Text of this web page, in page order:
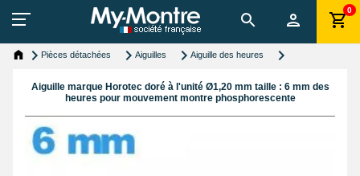
0
Pièces détachées Aiguilles Aiguille des heures
Aiguille marque Horotec doré à l'unité Ø1,20 mm taille : 6 mm des
heures pour mouvement montre phosphorescente